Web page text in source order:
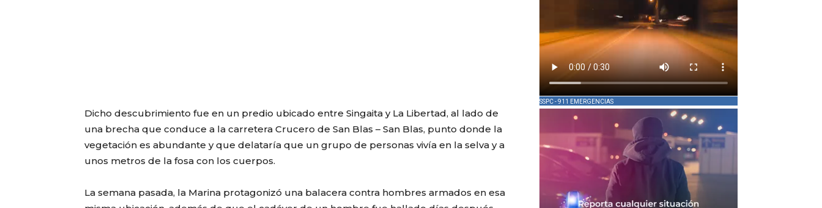
Dicho descubrimiento fue en un predio ubicado entre Singaita y La Libertad, al lado de
una brecha que conduce a la carretera Crucero de San Blas – San Blas, punto donde la
vegetación es abundante y que delataría que un grupo de personas vivía en la selva y a
unos metros de la fosa con los cuerpos.
La semana pasada, la Marina protagonizó una balacera contra hombres armados en esa
SSPC - 911 EMERGENCIAS